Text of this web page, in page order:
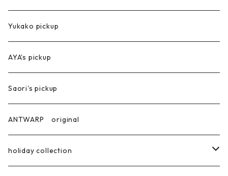
コート
ジャケット
Yukako pickup
AYA's pickup
Saori's pickup
ANTWARP original
holiday collection